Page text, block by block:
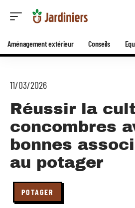
Aménagement extérieur Conseils
11/03/2026
Réussir la
concombres
bonnes
au potager
POTAGER